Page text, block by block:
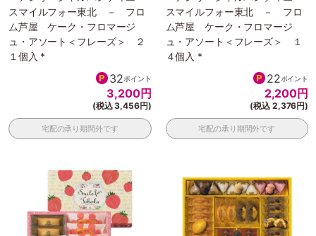
スマイルフォー東北 － フロ
ム芦屋 ケーク・フロマージ
ュ・アソート＜フレーズ＞ ２
１個入 *
32ポイント
3,200円
(税込 3,456円)
宅配の承り期間外です
スマイルフォー東北 － フロ
ム芦屋 ケーク・フロマージ
ュ・アソート＜フレーズ＞ １
４個入 *
22ポイント
2,200円
(税込 2,376円)
宅配の承り期間外です